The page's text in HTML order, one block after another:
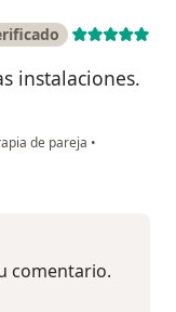
instalaciones.
de pareja •
comentario.